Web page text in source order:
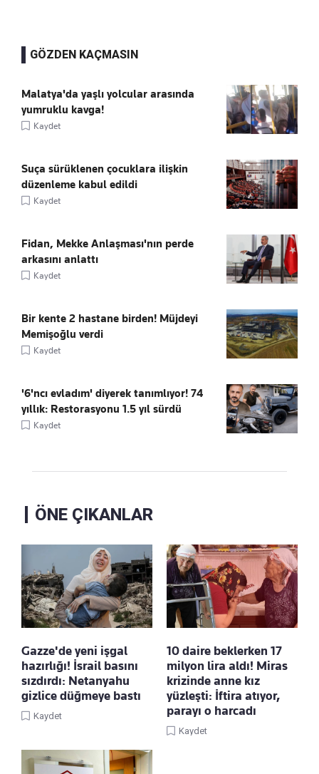
GÖZDEN KAÇMASIN
Malatya'da yaşlı yolcular arasında
yumruklu kavga!
Kaydet
Suça sürüklenen çocuklara ilişkin
düzenleme kabul edildi
Kaydet
Fidan, Mekke Anlaşması'nın perde
arkasını anlattı
Kaydet
Bir kente 2 hastane birden! Müjdeyi
Memişoğlu verdi
Kaydet
'6'ncı evladım' diyerek tanımlıyor! 74
yıllık: Restorasyonu 1.5 yıl sürdü
Kaydet
ÖNE ÇIKANLAR
Gazze'de yeni işgal
hazırlığı! İsrail basını
sızdırdı: Netanyahu
gizlice düğmeye bastı
Kaydet
10 daire beklerken 17
milyon lira aldı! Miras
krizinde anne kız
yüzleşti: İftira atıyor,
parayı o harcadı
Kaydet